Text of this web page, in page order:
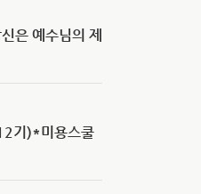
은 예수님의 제
기)*미용스쿨